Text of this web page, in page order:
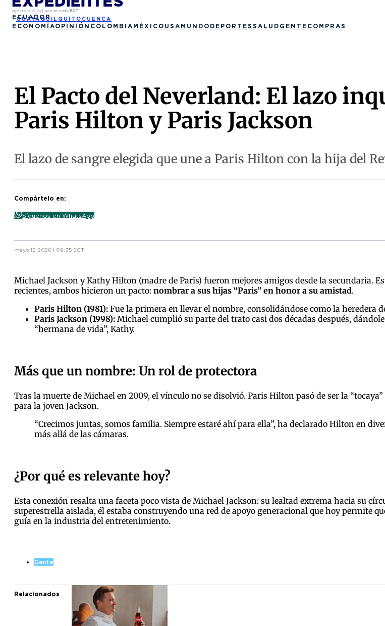
agosto 6, 2026 | Actualizado ECT
ECUADOR
GUAYAQUIL QUITO CUENCA
ECONOMÍAOPINIÓN COLOMBIA MÉXICO USA MUNDO DEPORTES SALUD GENTE COMPRAS
El Pacto del Neverland: El lazo
Paris Hilton y Paris Jackson
El lazo de sangre elegida que une a Paris Hilton con la hija del
Compártelo en:
Síguenos en WhatsApp
mayo 15, 2026 | 09:35 ECT
Michael Jackson y Kathy Hilton (madre de Paris) fueron mejores amigos desde la secundaria.
recientes, ambos hicieron un pacto: nombrar a sus hijas “Paris” en honor a su amistad.
Paris Hilton (1981): Fue la primera en llevar el nombre, consolidándose como la heredera
Paris Jackson (1998): Michael cumplió su parte del trato casi dos décadas después,
“hermana de vida”, Kathy.
Más que un nombre: Un rol de protectora
Tras la muerte de Michael en 2009, el vínculo no se disolvió. Paris Hilton pasó de ser la
para la joven Jackson.
“Crecimos juntas, somos familia. Siempre estaré ahí para ella”, ha declarado Hilton en
más allá de las cámaras.
¿Por qué es relevante hoy?
Esta conexión resalta una faceta poco vista de Michael Jackson: su lealtad extrema hacia su
superestrella aislada, él estaba construyendo una red de apoyo generacional que hoy permite
guía en la industria del entretenimiento.
Gente
Relacionados